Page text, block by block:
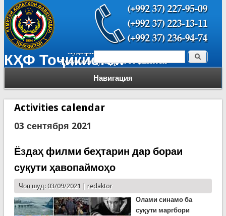
КҲФ Тоҷикистон
Навигация
Форма поиска Поиск
Activities calendar
03 сентября 2021
Ёздаҳ филми беҳтарин дар бораи
суқути ҳавопаймоҳо
Чоп шуд: 03/09/2021 | redaktor
Олами синамо ба
суқути маргбори